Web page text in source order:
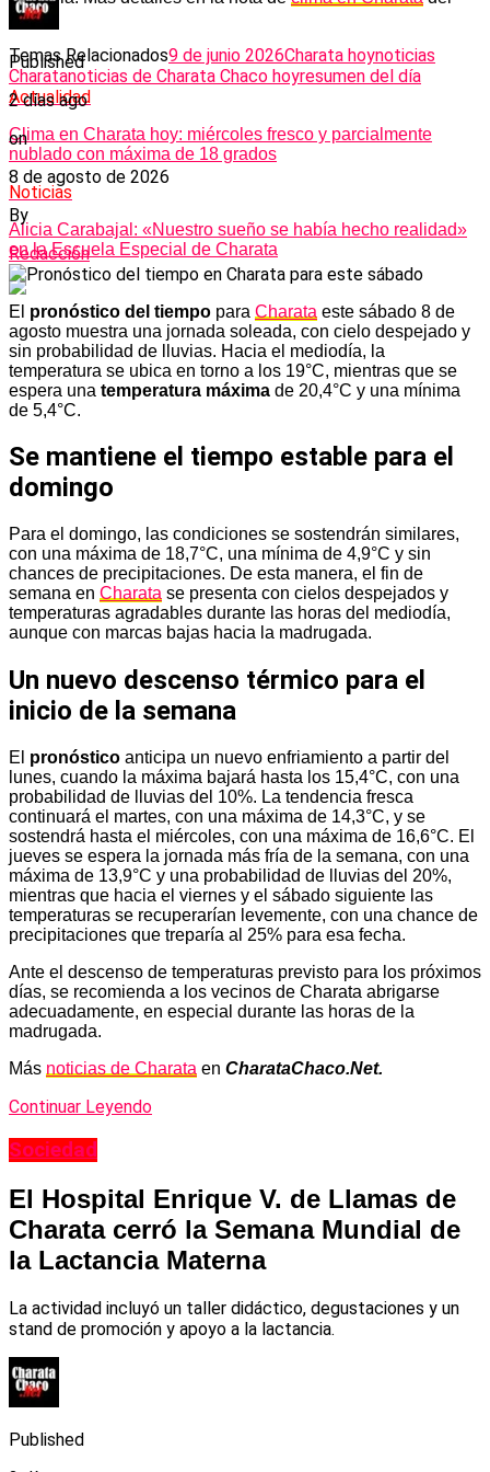
día.
Temas Relacionados9 de junio 2026Charata hoynoticias
Charatanoticias de Charata Chaco hoyresumen del día
Actualidad
Clima en Charata hoy: miércoles fresco y parcialmente
nublado con máxima de 18 grados
Noticias
Alicia Carabajal: «Nuestro sueño se había hecho realidad»
en la Escuela Especial de Charata
Published
2 días ago
on
8 de agosto de 2026
By
Redacción
El pronóstico del tiempo para Charata este sábado 8 de
agosto muestra una jornada soleada, con cielo despejado y
sin probabilidad de lluvias. Hacia el mediodía, la
temperatura se ubica en torno a los 19°C, mientras que se
espera una temperatura máxima de 20,4°C y una mínima
de 5,4°C.
Se mantiene el tiempo estable para el
domingo
Para el domingo, las condiciones se sostendrán similares,
con una máxima de 18,7°C, una mínima de 4,9°C y sin
chances de precipitaciones. De esta manera, el fin de
semana en Charata se presenta con cielos despejados y
temperaturas agradables durante las horas del mediodía,
aunque con marcas bajas hacia la madrugada.
Un nuevo descenso térmico para el
inicio de la semana
El pronóstico anticipa un nuevo enfriamiento a partir del
lunes, cuando la máxima bajará hasta los 15,4°C, con una
probabilidad de lluvias del 10%. La tendencia fresca
continuará el martes, con una máxima de 14,3°C, y se
sostendrá hasta el miércoles, con una máxima de 16,6°C. El
jueves se espera la jornada más fría de la semana, con una
máxima de 13,9°C y una probabilidad de lluvias del 20%,
mientras que hacia el viernes y el sábado siguiente las
temperaturas se recuperarían levemente, con una chance de
precipitaciones que treparía al 25% para esa fecha.
Ante el descenso de temperaturas previsto para los próximos
días, se recomienda a los vecinos de Charata abrigarse
adecuadamente, en especial durante las horas de la
madrugada.
Más noticias de Charata en CharataChaco.Net.
Continuar Leyendo
Sociedad
El Hospital Enrique V. de Llamas de
Charata cerró la Semana Mundial de
la Lactancia Materna
La actividad incluyó un taller didáctico, degustaciones y un
stand de promoción y apoyo a la lactancia.
Published